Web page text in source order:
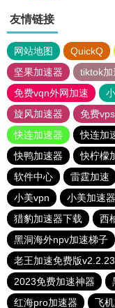
友情链接
网站地图 QuickQ
坚果加速器
tiktok加
免费vqn外网加速
旋风加速器
免费
快连加速器
快连加
快鸭加速器
快柠檬
软件中心
雷霆加速
小美vpn
小美加速器
猎豹加速器下载
西
黑洞海外npv加速梯子
老王加速免费版v2.2.23
2023免费加速神器
红海pro加速器
飞